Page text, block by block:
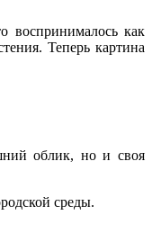
воспринималось как
Теперь картина
облик, но и своя
среды.